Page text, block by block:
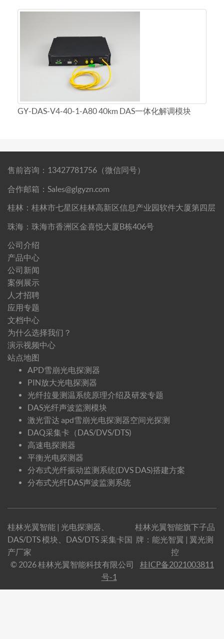
GY-DAS-V4-40-1-A80 40km DAS一体化解调模块
售前咨询：13427781756（微信同号）
合作邮箱：Sales@glgyzn.com
桂林：桂林市七星区桂林高新区信息产业园软件大厦第四层
珠海：珠海市香洲区金喜悦大厦B栋406号
公司介绍
产品中心
公司新闻
案例展示
人才招聘
应用专题
文档中心
为什么选择我们？
演示视频中心
站点地图
APD雪崩光电探测器
PIN放大光电探测器
光纤拉曼测温系统原理介绍及研发专题
DAS光纤声波监测模块
激光雷达 apd雪崩光电探测器空间光探测
DAQ采集卡（DAS/DVS/DTS)
高速电探测器
平衡光电探测器
分布式光纤振动监测系统(DVS DAS)搭建方案
分布式光纤DAS声波监测系统
桂林光翼智能 | 光电探测器、
DAS/DTS 模块、DAS/DTS 采集卡国
产厂家
桂林光翼智能旗下子品
牌：能光智翼 | 翼光测
控
© 2026 桂林光翼智能科技有限公司 桂ICP备2021003811
号-1